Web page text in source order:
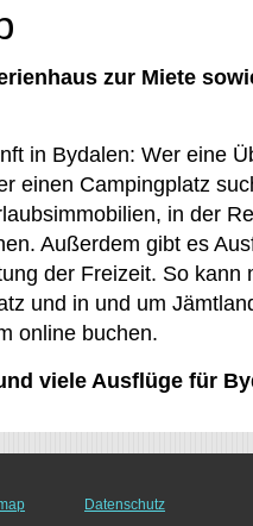
zur Miete
in Bydalen: Wer eine
einen Campingplatz
in der
Außerdem gibt es
der Freizeit. So kann
und in und um
online buchen.
viele Ausflüge für
Datenschutz